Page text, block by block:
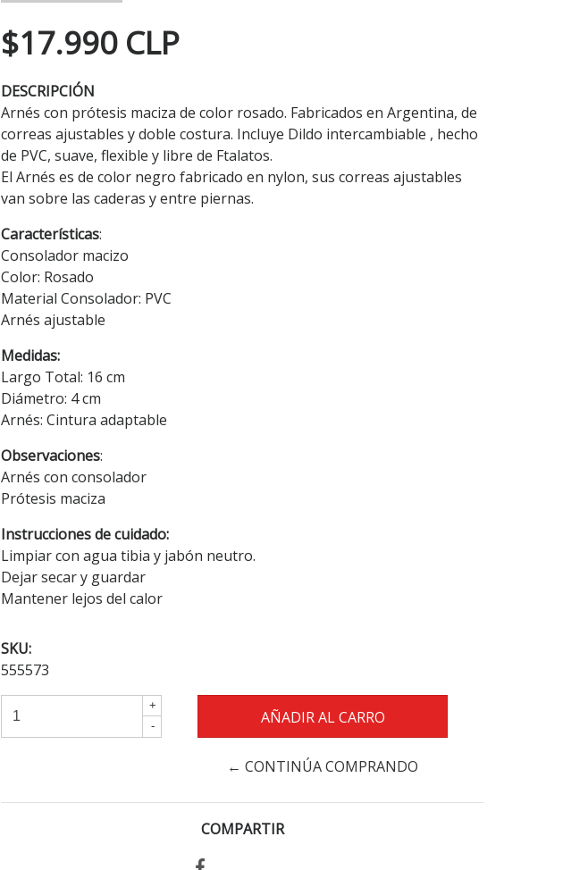
$17.990 CLP
DESCRIPCIÓN
Arnés con prótesis maciza de color rosado. Fabricados en Argentina, de
correas ajustables y doble costura. Incluye Dildo intercambiable , hecho
de PVC, suave, flexible y libre de Ftalatos.
El Arnés es de color negro fabricado en nylon, sus correas ajustables
van sobre las caderas y entre piernas.
Características:
Consolador macizo
Color: Rosado
Material Consolador: PVC
Arnés ajustable
Medidas:
Largo Total: 16 cm
Diámetro: 4 cm
Arnés: Cintura adaptable
Observaciones:
Arnés con consolador
Prótesis maciza
Instrucciones de cuidado:
Limpiar con agua tibia y jabón neutro.
Dejar secar y guardar
Mantener lejos del calor
SKU:
555573
+
-
← CONTINÚA COMPRANDO
COMPARTIR